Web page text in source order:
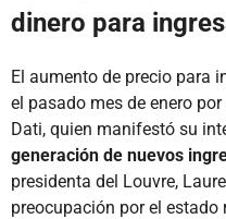
dinero para
El aumento de precio para
el pasado mes de enero
Dati, quien manifestó su
generación de nuevos
presidenta del Louvre,
preocupación por el estado